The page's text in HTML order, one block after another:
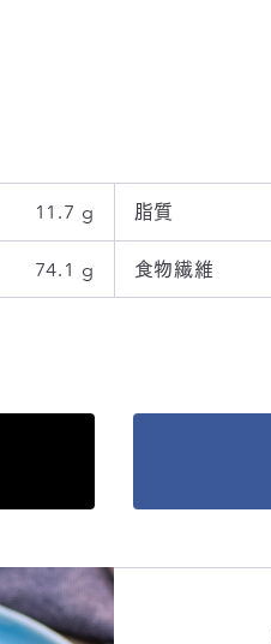
11.7 g 脂質
74.1 g 食物繊維